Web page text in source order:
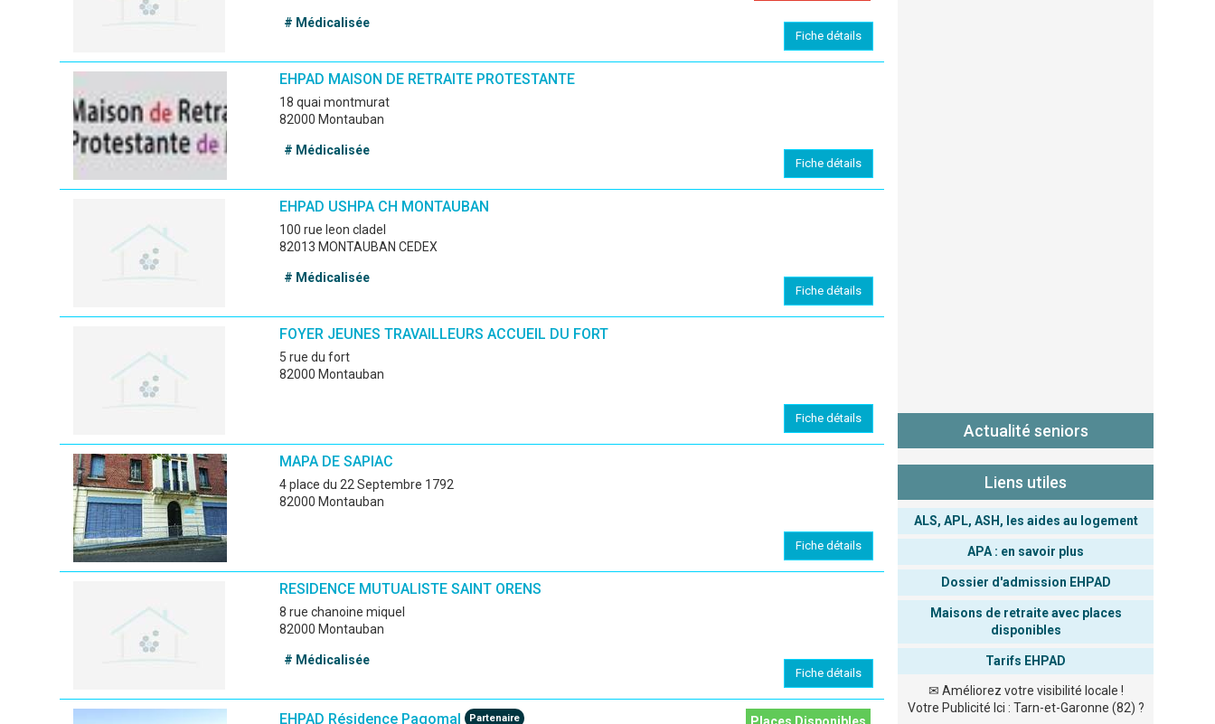
# Médicalisée
Fiche détails
EHPAD MAISON DE RETRAITE PROTESTANTE
18 quai montmurat
82000 Montauban
# Médicalisée
Fiche détails
EHPAD USHPA CH MONTAUBAN
100 rue leon cladel
82013 MONTAUBAN CEDEX
# Médicalisée
Fiche détails
FOYER JEUNES TRAVAILLEURS ACCUEIL DU FORT
5 rue du fort
82000 Montauban
Fiche détails
MAPA DE SAPIAC
4 place du 22 Septembre 1792
82000 Montauban
Fiche détails
RESIDENCE MUTUALISTE SAINT ORENS
8 rue chanoine miquel
82000 Montauban
# Médicalisée
Fiche détails
EHPAD Résidence Pagomal Partenaire
Actualité seniors
Liens utiles
ALS, APL, ASH, les aides au logement
APA : en savoir plus
Dossier d'admission EHPAD
Maisons de retraite avec places
disponibles
Tarifs EHPAD
✉ Améliorez votre visibilité locale !
Votre Publicité Ici : Tarn-et-Garonne (82) ?